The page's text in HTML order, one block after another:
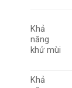
Khả
năng
khử mùi
Khả